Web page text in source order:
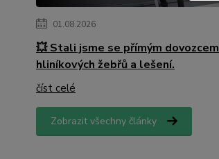
01.08.2026
💥 Stali jsme se přímým dovozcem
hliníkových žebřů a lešení.
číst celé
Zobrazit všechny články